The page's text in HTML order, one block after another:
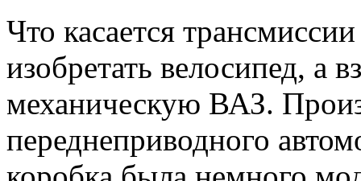
Что касается
изобретать велосипед, а
механическую ВАЗ.
переднеприводного